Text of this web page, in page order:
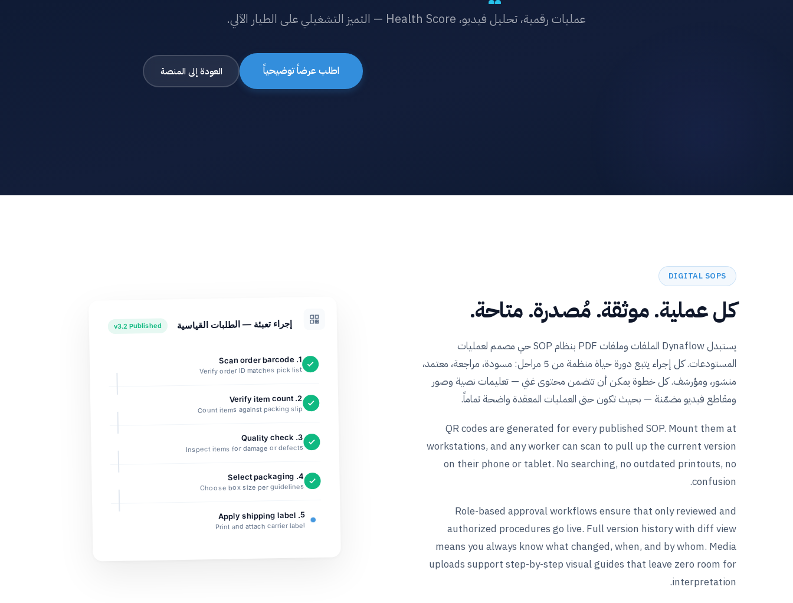
عمليات رقمية، تحليل فيديو، Health Score — التميز التشغيلي على الطيار الآلي.
اطلب عرضاً توضيحياً العودة إلى المنصة
DIGITAL SOPS
كل عملية. موثقة. مُصدرة. متاحة.
يستبدل Dynaflow الملفات وملفات PDF بنظام SOP حي مصمم لعمليات
المستودعات. كل إجراء يتبع دورة حياة منظمة من 5 مراحل: مسودة، مراجعة، معتمد،
منشور، ومؤرشف. كل خطوة يمكن أن تتضمن محتوى غني — تعليمات نصية وصور
ومقاطع فيديو مضمّنة — بحيث تكون حتى العمليات المعقدة واضحة تماماً.
QR codes are generated for every published SOP. Mount them at
workstations, and any worker can scan to pull up the current version
on their phone or tablet. No searching, no outdated printouts, no
confusion.
Role-based approval workflows ensure that only reviewed and
authorized procedures go live. Full version history with diff view
means you always know what changed, when, and by whom. Media
uploads support step-by-step visual guides that leave zero room for
interpretation.
إجراء تعبئة — الطلبات القياسية v3.2 Published
1. Scan order barcode
Verify order ID matches pick list
2. Verify item count
Count items against packing slip
3. Quality check
Inspect items for damage or defects
4. Select packaging
Choose box size per guidelines
5. Apply shipping label
Print and attach carrier label